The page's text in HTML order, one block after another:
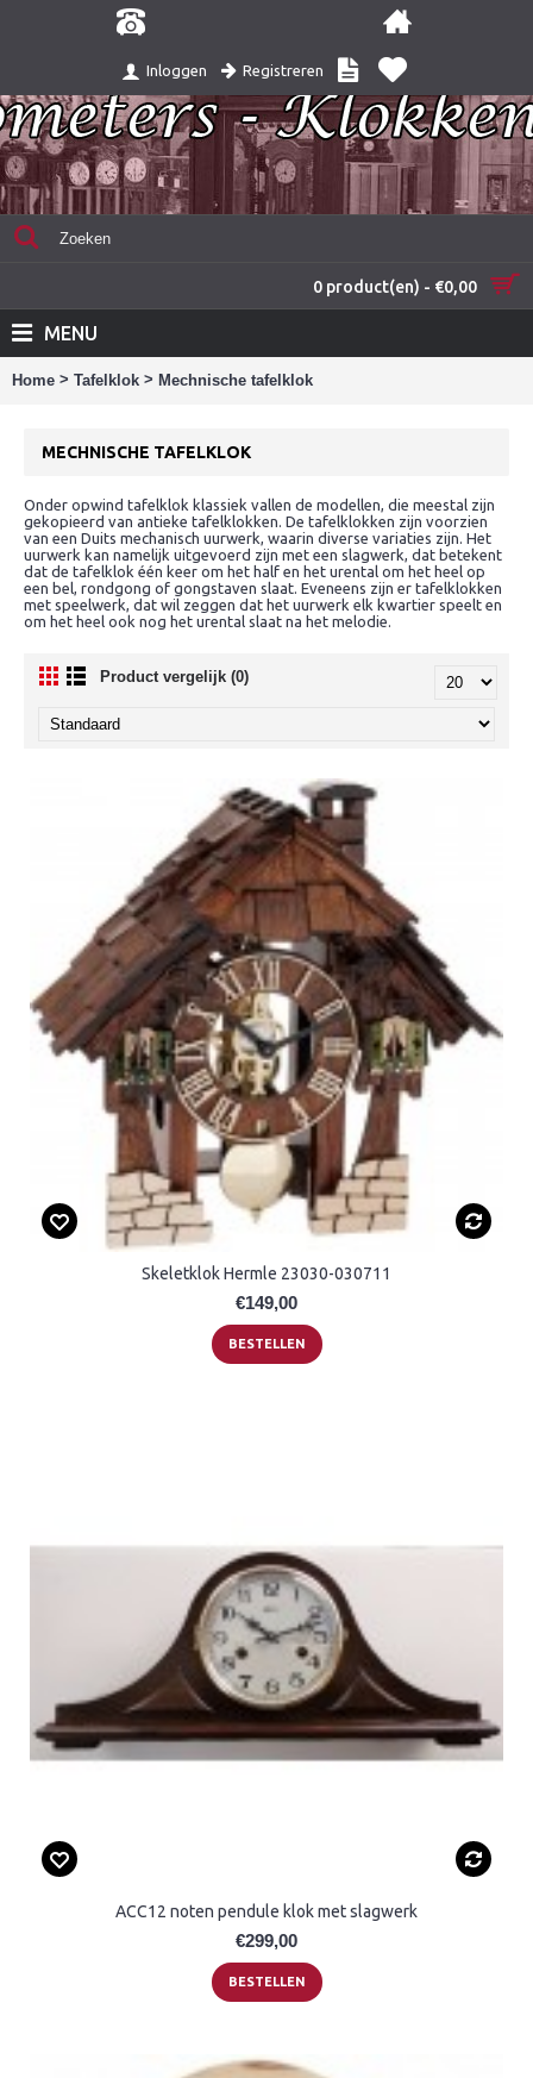
Inloggen Registreren
0 product(en) - €0,00
MENU
Home > Tafelklok > Mechnische tafelklok
MECHNISCHE TAFELKLOK
Onder opwind tafelklok klassiek vallen de modellen, die meestal zijn
gekopieerd van antieke tafelklokken. De tafelklokken zijn voorzien
van een Duits mechanisch uurwerk, waarin diverse variaties zijn. Het
uurwerk kan namelijk uitgevoerd zijn met een slagwerk, dat betekent
dat de tafelklok één keer om het half en het urental om het heel op
een bel, rondgong of gongstaven slaat. Eveneens zijn er tafelklokken
met speelwerk, dat wil zeggen dat het uurwerk elk kwartier speelt en
om het heel ook nog het urental slaat na het melodie.
Product vergelijk (0)
Skeletklok Hermle 23030-030711
€149,00
BESTELLEN
ACC12 noten pendule klok met slagwerk
€299,00
BESTELLEN